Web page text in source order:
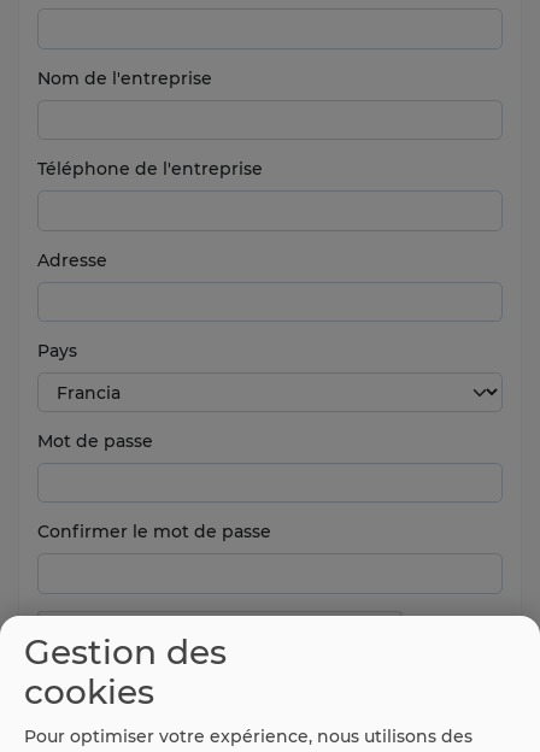
Nom de l'entreprise
Téléphone de l'entreprise
Adresse
Pays
Mot de passe
Confirmer le mot de passe
Gestion des
cookies
Pour optimiser votre expérience, nous utilisons des